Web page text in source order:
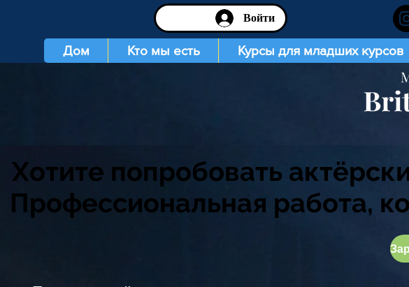
Войти
Дом Кто мы есть Курсы для младших курсов
Хотите попробовать
Профессиональная работа,